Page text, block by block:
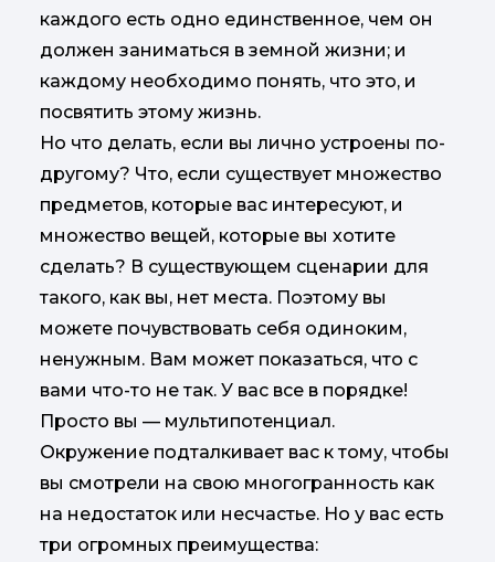
каждого есть одно единственное, чем он
должен заниматься в земной жизни; и
каждому необходимо понять, что это, и
посвятить этому жизнь.
Но что делать, если вы лично устроены по-
другому? Что, если существует множество
предметов, которые вас интересуют, и
множество вещей, которые вы хотите
сделать? В существующем сценарии для
такого, как вы, нет места. Поэтому вы
можете почувствовать себя одиноким,
ненужным. Вам может показаться, что с
вами что-то не так. У вас все в порядке!
Просто вы — мультипотенциал.
Окружение подталкивает вас к тому, чтобы
вы смотрели на свою многогранность как
на недостаток или несчастье. Но у вас есть
три огромных преимущества: